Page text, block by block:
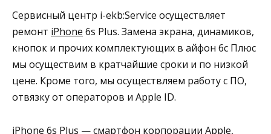
Сервисный центр i-ekb:Service осуществляет
ремонт iPhone 6s Plus. Замена экрана, динамиков,
кнопок и прочих комплектующих в айфон 6с Плюс
мы осуществим в кратчайшие сроки и по низкой
цене. Кроме того, мы осуществляем работу с ПО,
отвязку от операторов и Apple ID.
iPhone 6s Plus — смартфон корпорации Apple,